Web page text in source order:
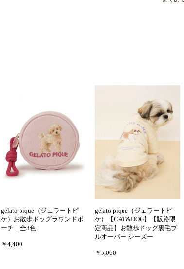
gelato pique（ジェラートピ
ケ）お散歩ドッグラウンドポ
ーチ｜全3色
￥4,400
gelato pique（ジェラートピ
ケ）【CAT&DOG】【販路限
定商品】お散歩ドッグ裏毛プ
ルオーバー シーズー
￥5,060